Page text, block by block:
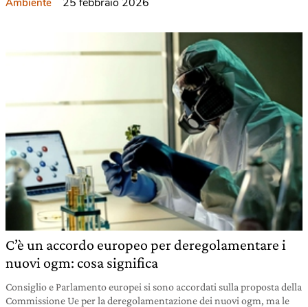
C’è un accordo europeo per deregolamentare i
nuovi ogm: cosa significa
Consiglio e Parlamento europei si sono accordati sulla proposta della
Commissione Ue per la deregolamentazione dei nuovi ogm, ma le